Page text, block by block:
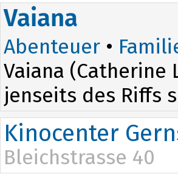
14:15
Vaiana
Abenteuer •
Vaiana
jenseits des Riffs
Kinocenter
Bleichstrasse 40